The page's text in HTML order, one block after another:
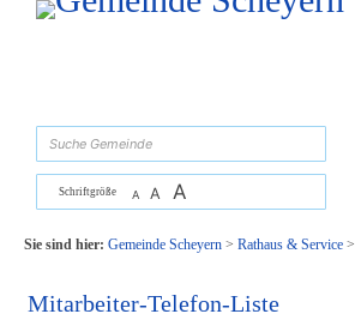
Zum Inhalt, zur Navigationoder zur Startseite springen.
Schriftgröße A A A
Sie sind hier: Gemeinde Scheyern> Rathaus & Service>
Mitarbeiter-Telefon-Liste